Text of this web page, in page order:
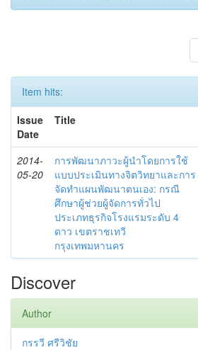
Item hits:
Issue
Date
Title
2014-
05-20
การพัฒนาภาวะผู้นำโดยการใช้
แบบประเมินทางจิตวิทยาและการ
จัดทำแผนพัฒนาตนเอง: กรณี
ศึกษาผู้ช่วยผู้จัดการทั่วไป
ประเภทธุรกิจโรงแรมระดับ 4
ดาว เขตราชเทวี
กรุงเทพมหานคร
Discover
Author
กรรวี ศรีวิชัย